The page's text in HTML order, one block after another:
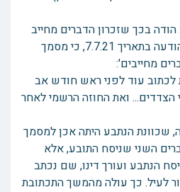
בכך שזכרון הדברים מחייב
את הצדדים, בכך שכתב בהודעה בתאריך 7.7.21, כי מסמך
מחייבים':
עוד לפני ראש חודש אב
הצדדים... ואת החוזה הרשמי לאחר
שכוונת הנתבע היתה אכן למסמך
השני שניסח התובע, אלא
הנתבע ועורך דינו, שם נכתב
לעיל. כך עולה מהמשך התכתובת